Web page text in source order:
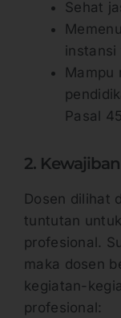
Sehat
instansi
Mampu
Pasal
2.
Dosen dilihat
tuntutan
profesional.
maka dosen
kegiatan-
profesional: